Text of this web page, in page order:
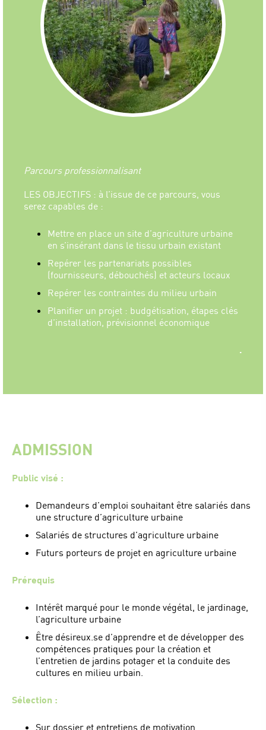
Parcours professionnalisant
LES OBJECTIFS : à l’issue de ce parcours, vous
serez capables de :
Mettre en place un site d’agriculture urbaine
en s’insérant dans le tissu urbain existant
Repérer les partenariats possibles
(fournisseurs, débouchés) et acteurs locaux
Repérer les contraintes du milieu urbain
Planifier un projet : budgétisation, étapes clés
d’installation, prévisionnel économique
.
ADMISSION
Public visé :
Demandeurs d’emploi souhaitant être salariés dans
une structure d’agriculture urbaine
Salariés de structures d’agriculture urbaine
Futurs porteurs de projet en agriculture urbaine
Prérequis
Intérêt marqué pour le monde végétal, le jardinage,
l’agriculture urbaine
Être désireux.se d’apprendre et de développer des
compétences pratiques pour la création et
l’entretien de jardins potager et la conduite des
cultures en milieu urbain.
Sélection :
Sur dossier et entretiens de motivation